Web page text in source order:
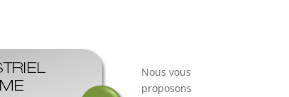
Nous vous
proposons